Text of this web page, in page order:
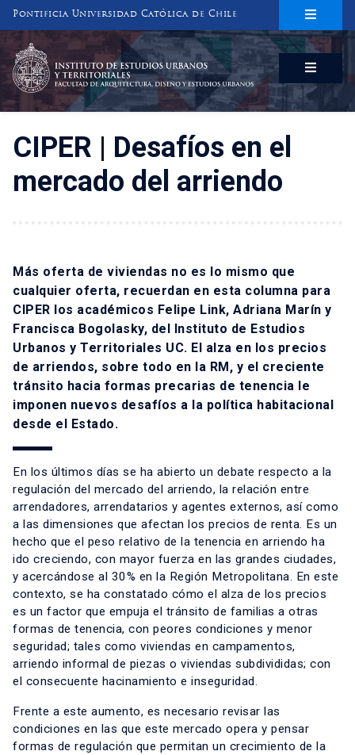
Pontificia Universidad Católica de Chile
INSTITUTO DE ESTUDIOS URBANOS
Y TERRITORIALES
FACULTAD DE ARQUITECTURA, DISEÑO Y ESTUDIOS URBANOS
CIPER | Desafíos en el
mercado del arriendo
Más oferta de viviendas no es lo mismo que
cualquier oferta, recuerdan en esta columna para
CIPER los académicos Felipe Link, Adriana Marín y
Francisca Bogolasky, del Instituto de Estudios
Urbanos y Territoriales UC. El alza en los precios
de arriendos, sobre todo en la RM, y el creciente
tránsito hacia formas precarias de tenencia le
imponen nuevos desafíos a la política habitacional
desde el Estado.
En los últimos días se ha abierto un debate respecto a la
regulación del mercado del arriendo, la relación entre
arrendadores, arrendatarios y agentes externos, así como
a las dimensiones que afectan los precios de renta. Es un
hecho que el peso relativo de la tenencia en arriendo ha
ido creciendo, con mayor fuerza en las grandes ciudades,
y acercándose al 30% en la Región Metropolitana. En este
contexto, se ha constatado cómo el alza de los precios
es un factor que empuja el tránsito de familias a otras
formas de tenencia, con peores condiciones y menor
seguridad; tales como viviendas en campamentos,
arriendo informal de piezas o viviendas subdivididas; con
el consecuente hacinamiento e inseguridad.
Frente a este aumento, es necesario revisar las
condiciones en las que este mercado opera y pensar
formas de regulación que permitan un crecimiento de la